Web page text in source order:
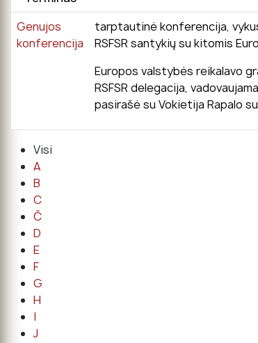
Genujos
konferencija
tarptautinė konferencija,
RSFSR santykių su kitomis
Europos valstybės reikalavo
RSFSR delegacija,
pasirašė su Vokietija Rapalo
Visi
A
B
C
Č
D
E
F
G
H
I
J